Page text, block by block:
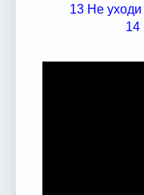
13 Не
14